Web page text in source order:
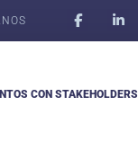
CON STAKEHOLDERS